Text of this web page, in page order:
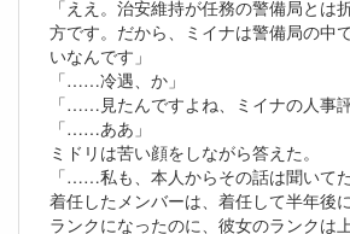
「ええ。治安維持が任務の警備局とは
方です。だから、ミイナは警備局の中
いなんです」
「……冷遇、か」
「……見たんですよね、ミイナの人事評
「……ああ」
ミドリは苦い顔をしながら答えた。
「……私も、本人からその話は聞いて
着任したメンバーは、着任して半年後
ランクになったのに、彼女のランクは